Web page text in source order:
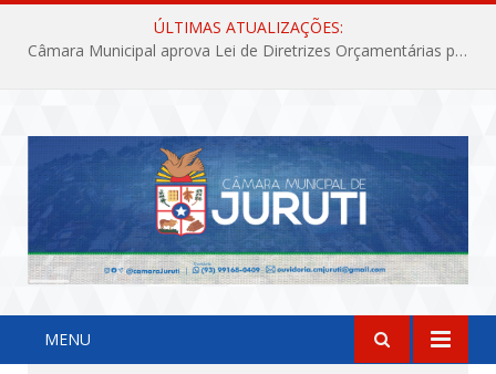
ÚLTIMAS ATUALIZAÇÕES:
Câmara Municipal aprova Lei de Diretrizes Orçamentárias para o exercício financeiro de 2027
MENU